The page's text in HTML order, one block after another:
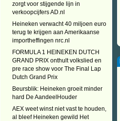
zorgt voor stijgende lijn in
verkoopcijfers AD.nl
Heineken verwacht 40 miljoen euro
terug te krijgen aan Amerikaanse
importheffingen nrc.nl
FORMULA 1 HEINEKEN DUTCH
GRAND PRIX onthult volkslied en
pre race show voor The Final Lap
Dutch Grand Prix
Beursblik: Heineken groeit minder
hard De AandeelHouder
AEX weet winst niet vast te houden,
al bleef Heineken gewild Het